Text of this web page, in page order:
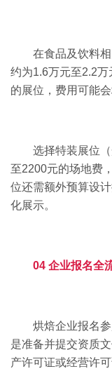
在食品及饮料
约为1.6万元至2.2
的展位，费用可能
选择特装展位
至2200元的场地费
位还需额外预算设
化展示。
04 企业报名全
烘焙企业报名
是准备并提交资质
产许可证或经营许